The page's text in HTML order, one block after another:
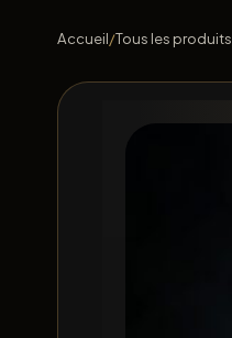
Accueil/Tous les produits